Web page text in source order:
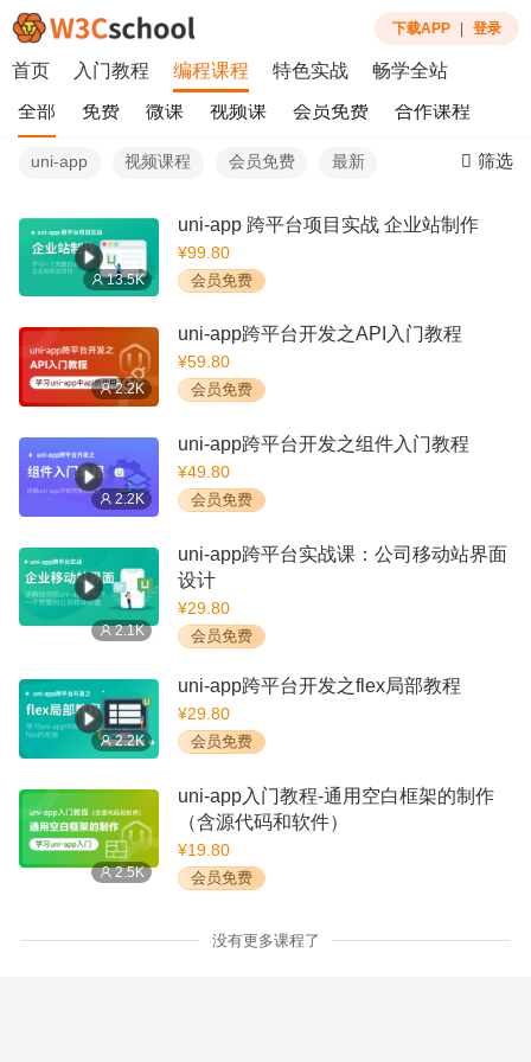
下载APP 登录
首页 入门教程 编程课程 特色实战 畅学全站
全部 免费 微课 视频课 会员免费 合作课程
uni-app 视频课程 会员免费 最新 筛选
13.5K
uni-app 跨平台项目实战 企业站制作
¥99.80
会员免费
2.2K
uni-app跨平台开发之API入门教程
¥59.80
会员免费
2.2K
uni-app跨平台开发之组件入门教程
¥49.80
会员免费
2.1K
uni-app跨平台实战课：公司移动站界面
设计
¥29.80
会员免费
2.2K
uni-app跨平台开发之flex局部教程
¥29.80
会员免费
2.5K
uni-app入门教程-通用空白框架的制作
（含源代码和软件）
¥19.80
会员免费
没有更多课程了